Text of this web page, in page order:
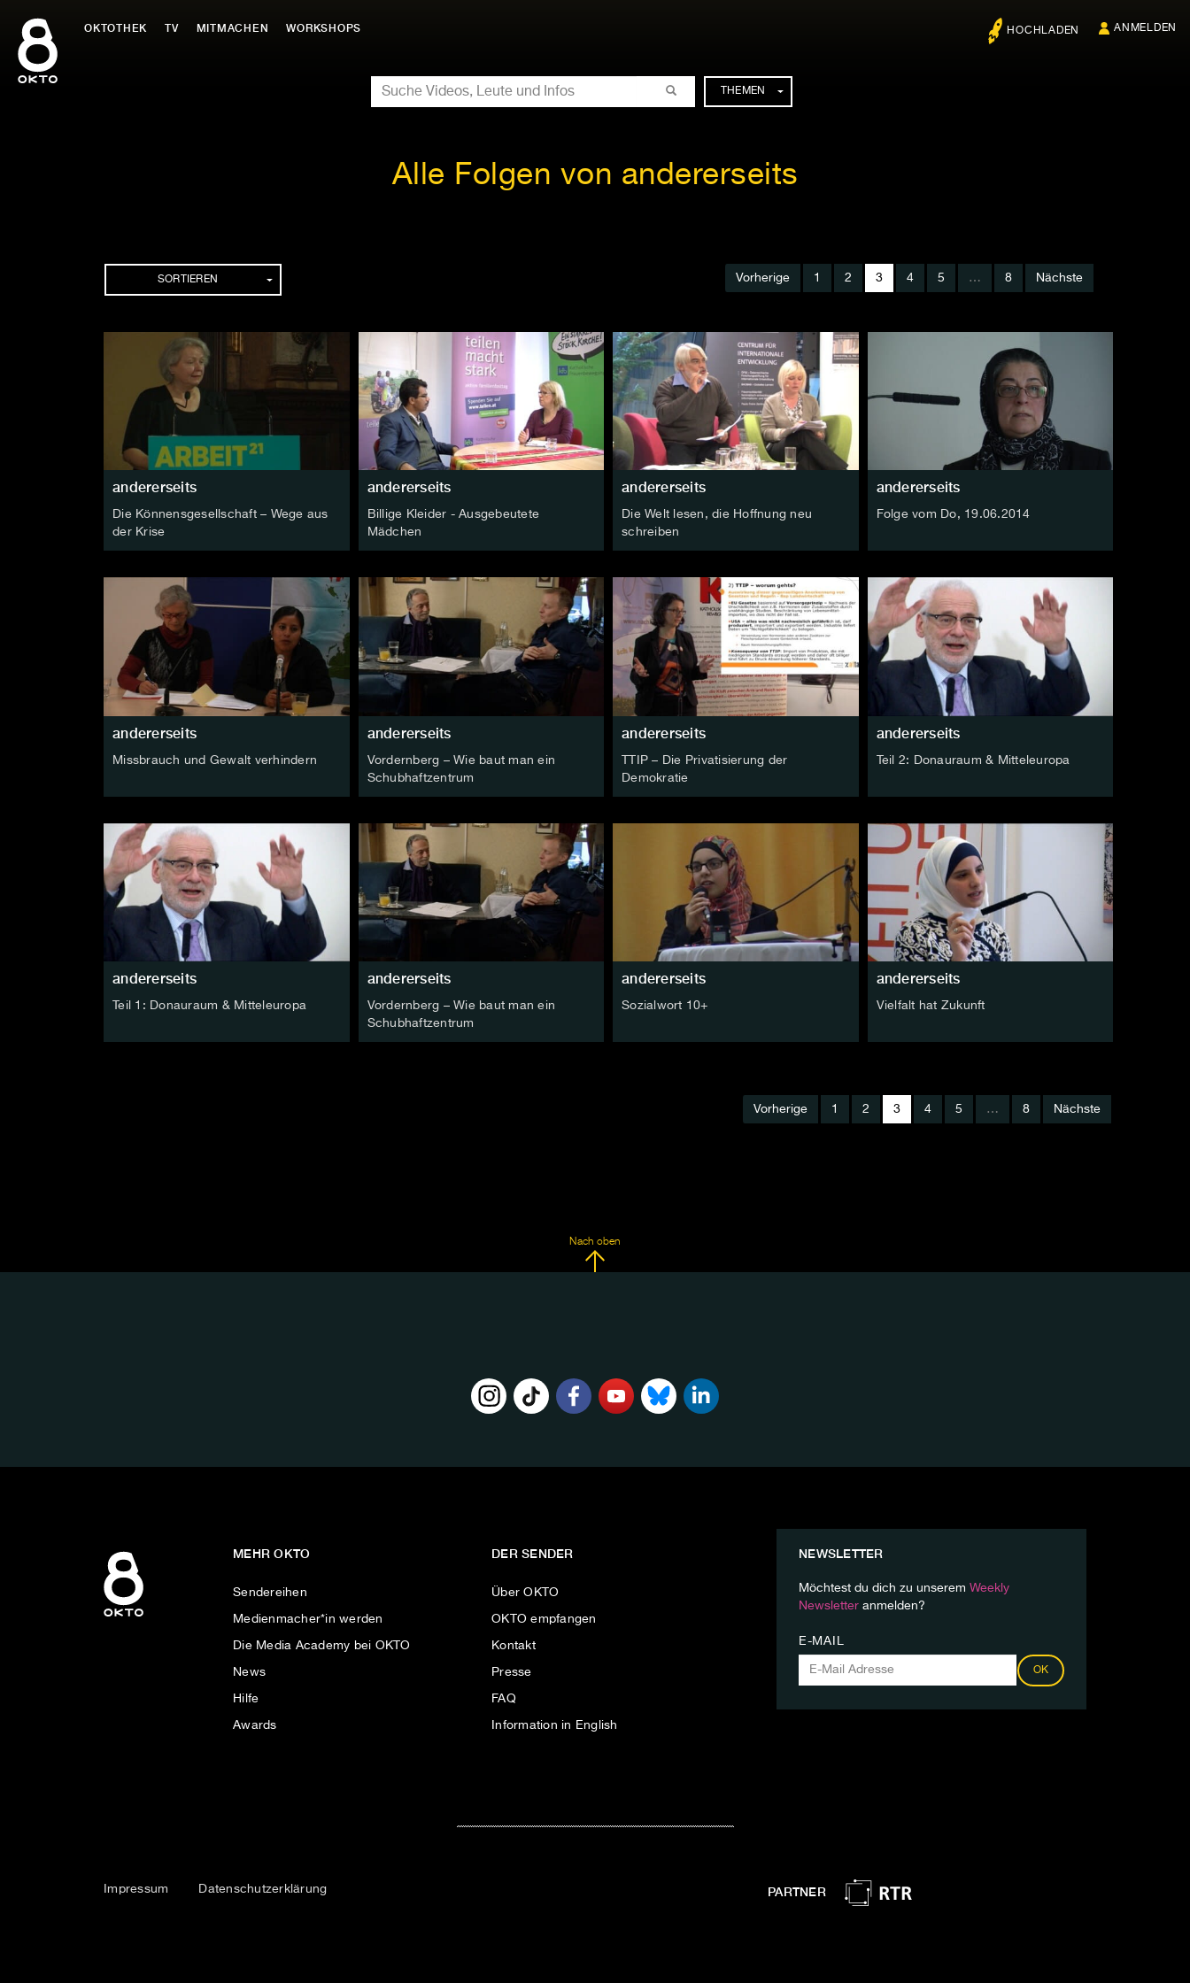
Inhalt
springen
OKTOTHEK TV MITMACHEN WORKSHOPS HOCHLADEN ANMELDEN
SUCHE
THEMEN
Alle Folgen von andererseits
Folgen
SORTIEREN Vorherige 1 2 3 4 5 … 8 Nächste
andererseits
Die Könnensgesellschaft – Wege aus
der Krise
andererseits
Billige Kleider - Ausgebeutete
Mädchen
andererseits
Die Welt lesen, die Hoffnung neu
schreiben
andererseits
Folge vom Do, 19.06.2014
andererseits
Missbrauch und Gewalt verhindern
andererseits
Vordernberg – Wie baut man ein
Schubhaftzentrum
andererseits
TTIP – Die Privatisierung der
Demokratie
andererseits
Teil 2: Donauraum & Mitteleuropa
andererseits
Teil 1: Donauraum & Mitteleuropa
andererseits
Vordernberg – Wie baut man ein
Schubhaftzentrum
andererseits
Sozialwort 10+
andererseits
Vielfalt hat Zukunft
Vorherige 1 2 3 4 5 … 8 Nächste
Nach oben
MEHR OKTO
Sendereihen
Medienmacher*in werden
Die Media Academy bei OKTO
News
Hilfe
Awards
DER SENDER
Über OKTO
OKTO empfangen
Kontakt
Presse
FAQ
Information in English
NEWSLETTER
Möchtest du dich zu unserem Weekly
Newsletter anmelden?
E-MAIL
OK
Impressum Datenschutzerklärung PARTNER